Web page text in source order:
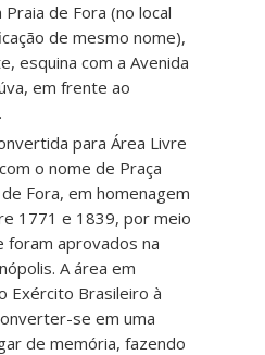
de Fora (no local
de mesmo nome),
esquina com a Avenida
em frente ao
para Área Livre
o nome de Praça
Fora, em homenagem
1771 e 1839, por meio
aprovados na
A área em
Exército Brasileiro à
se em uma
de memória, fazendo